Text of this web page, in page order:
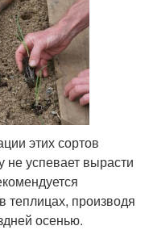
этих сортов
не успевает вырасти
теплицах, производя
осенью.